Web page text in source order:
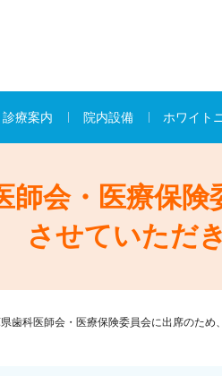
診療案内 院内設備 ホワイト
師会・医療保
させていただ
歯科医師会・医療保険委員会に出席のため